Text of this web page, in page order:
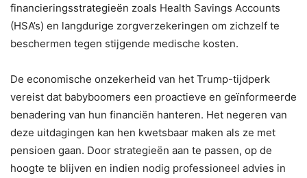
financieringsstrategieën zoals Health Savings Accounts
(HSA’s) en langdurige zorgverzekeringen om zichzelf te
beschermen tegen stijgende medische kosten.
De economische onzekerheid van het Trump-tijdperk
vereist dat babyboomers een proactieve en geïnformeerde
benadering van hun financiën hanteren. Het negeren van
deze uitdagingen kan hen kwetsbaar maken als ze met
pensioen gaan. Door strategieën aan te passen, op de
hoogte te blijven en indien nodig professioneel advies in